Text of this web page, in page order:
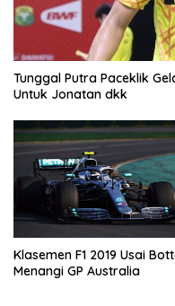
Tunggal Putra Paceklik
Untuk Jonatan dkk
Klasemen F1 2019 Usai
Menangi GP Australia